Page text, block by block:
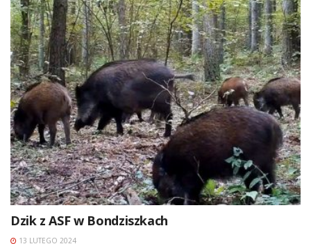
Dzik z ASF w Bondziszkach
13 LUTEGO 2024